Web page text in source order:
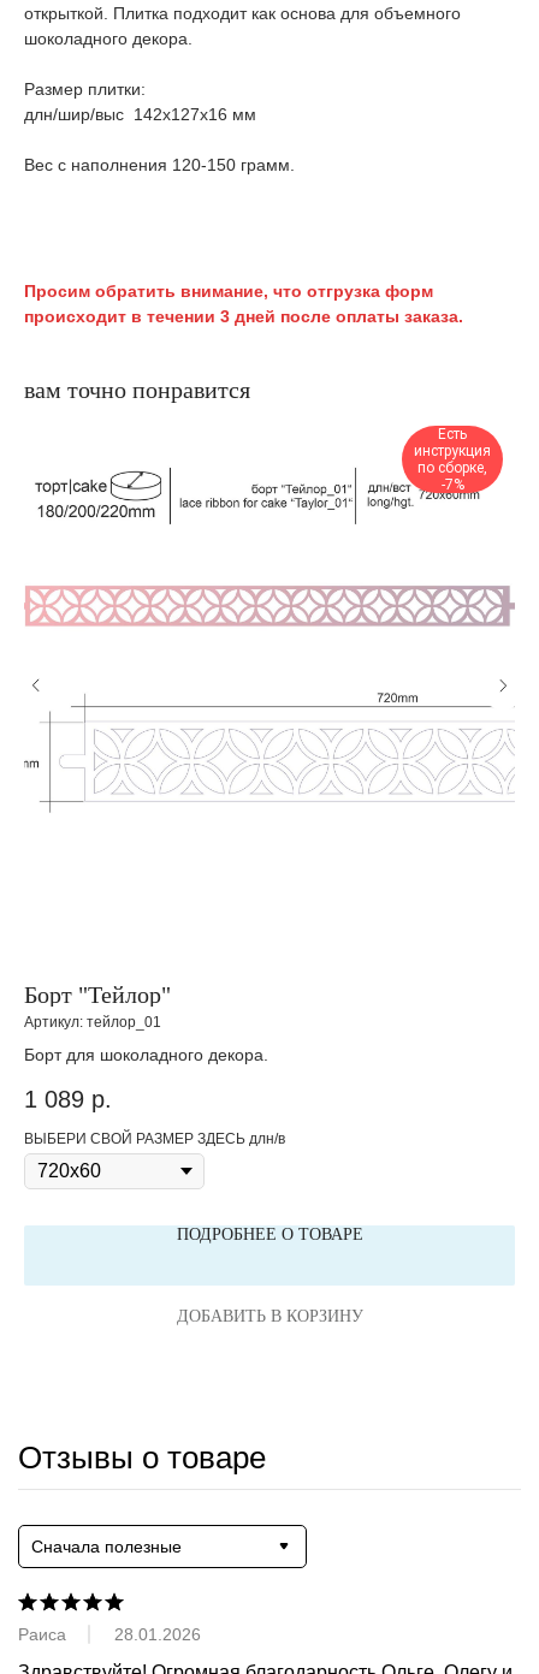
открыткой. Плитка подходит как основа для объемного
шоколадного декора.
Размер плитки:
длн/шир/выс 142х127х16 мм
Вес с наполнения 120-150 грамм.
Просим обратить внимание, что отгрузка форм
происходит в течении 3 дней после оплаты заказа.
вам точно понравится
Есть
инструкция
по сборке,
-7%
Борт "Тейлор"
Артикул: тейлор_01
Борт для шоколадного декора.
1 089 р.
ВЫБЕРИ СВОЙ РАЗМЕР ЗДЕСЬ длн/в
ПОДРОБНЕЕ О ТОВАРЕ
ДОБАВИТЬ В КОРЗИНУ
Отзывы о товаре
Сначала полезные
Раиса 28.01.2026